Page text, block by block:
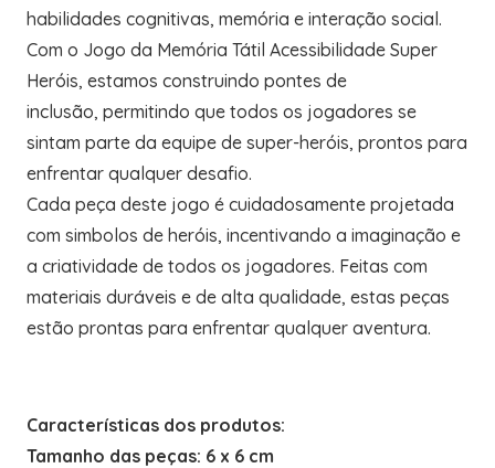
habilidades cognitivas, memória e interação social.
Com o Jogo da Memória Tátil Acessibilidade Super
Heróis, estamos construindo pontes de
inclusão, permitindo que todos os jogadores se
sintam parte da equipe de super-heróis, prontos para
enfrentar qualquer desafio.
Cada peça deste jogo é cuidadosamente projetada
com simbolos de heróis, incentivando a imaginação e
a criatividade de todos os jogadores. Feitas com
materiais duráveis e de alta qualidade, estas peças
estão prontas para enfrentar qualquer aventura.
Características dos produtos:
Tamanho das peças: 6 x 6 cm